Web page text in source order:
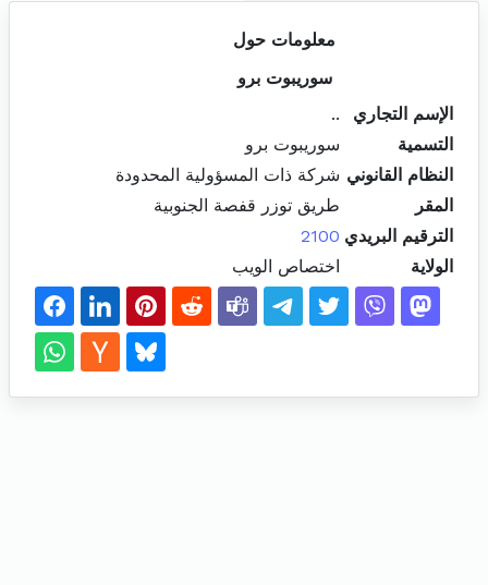
معلومات حول
سوريبوت برو
الإسم التجاري
..
التسمية
سوريبوت برو
النظام القانوني شركة ذات المسؤولية المحدودة
المقر
طريق توزر قفصة الجنوبية
الترقيم البريدي 2100
الولاية
اختصاص الويب